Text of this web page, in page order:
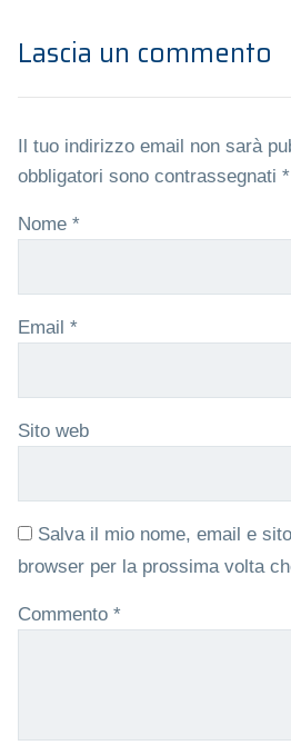
Lascia un commento
Il tuo indirizzo email non sarà
obbligatori sono contrassegnati *
Nome *
Email *
Sito web
Salva il mio nome, email e
browser per la prossima volta
Commento *